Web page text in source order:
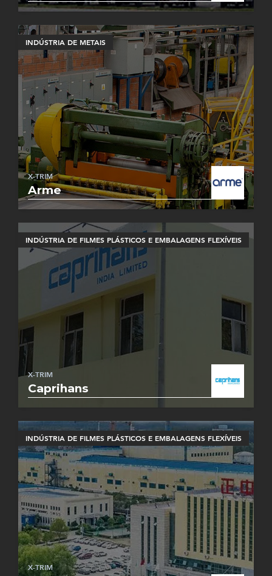
INDÚSTRIA DE METAIS
X-TRIM
Arme
INDÚSTRIA DE FILMES PLÁSTICOS E EMBALAGENS FLEXÍVEIS
X-TRIM
Caprihans
INDÚSTRIA DE FILMES PLÁSTICOS E EMBALAGENS FLEXÍVEIS
X-TRIM